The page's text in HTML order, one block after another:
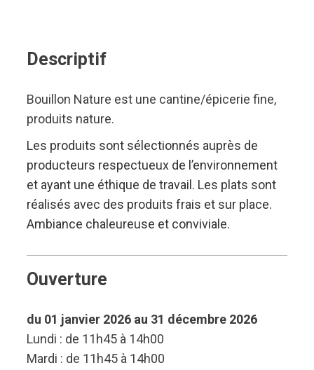
Descriptif
Bouillon Nature est une cantine/épicerie fine,
produits nature.
Les produits sont sélectionnés auprès de
producteurs respectueux de l’environnement
et ayant une éthique de travail. Les plats sont
réalisés avec des produits frais et sur place.
Ambiance chaleureuse et conviviale.
Ouverture
du 01 janvier 2026 au 31 décembre 2026
Lundi : de 11h45 à 14h00
Mardi : de 11h45 à 14h00